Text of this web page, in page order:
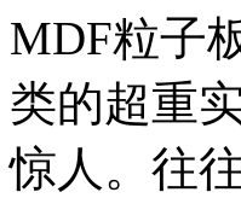
MDF粒子
类的超重
惊人。往